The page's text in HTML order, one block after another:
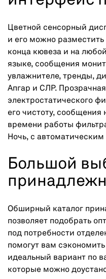
Цветной сенсорный
и его можно разместить
конца кювеза и на
языке, сообщения
увлажнителе, тренды,
Апгар и СЛР.
электростатического
его чистоту, сообщения
времени работы
Ночь, с
Большой
Обширный каталог
позволяет подобрать
под потребности
помогут вам
идеальный вариант по
которые можно